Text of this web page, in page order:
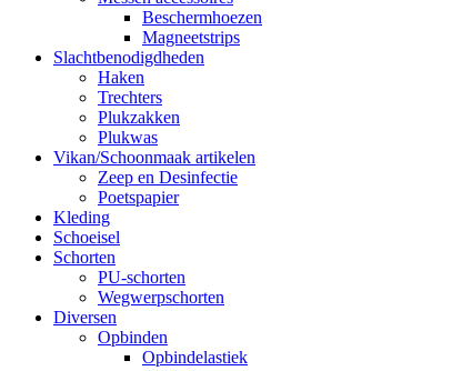
Beschermhoezen
Magneetstrips
Slachtbenodigdheden
Haken
Trechters
Plukzakken
Plukwas
Vikan/Schoonmaak artikelen
Zeep en Desinfectie
Poetspapier
Kleding
Schoeisel
Schorten
PU-schorten
Wegwerpschorten
Diversen
Opbinden
Opbindelastiek